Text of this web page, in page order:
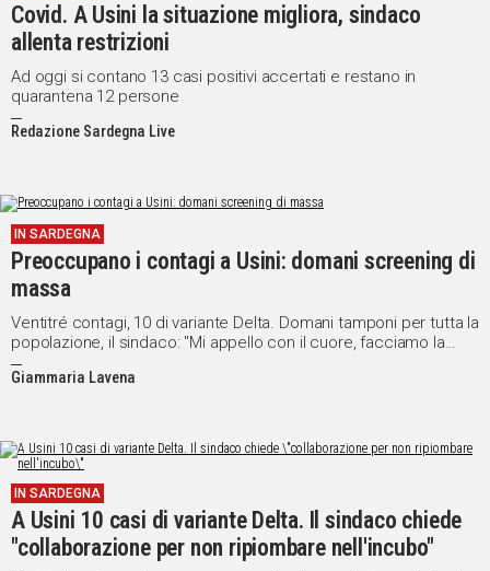
Covid. A Usini la situazione migliora, sindaco
allenta restrizioni
Ad oggi si contano 13 casi positivi accertati e restano in
quarantena 12 persone
Redazione Sardegna Live
IN SARDEGNA
Preoccupano i contagi a Usini: domani screening di
massa
Ventitré contagi, 10 di variante Delta. Domani tamponi per tutta la
popolazione, il sindaco: "Mi appello con il cuore, facciamo la
nostra parte"
Giammaria Lavena
IN SARDEGNA
A Usini 10 casi di variante Delta. Il sindaco chiede
"collaborazione per non ripiombare nell'incubo"